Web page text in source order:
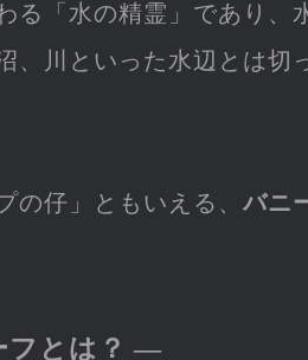
る「水の精霊」であり、
、川といった水辺とは切
の仔」ともいえる、 バニ
フとは？ ―